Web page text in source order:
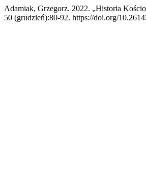
Adamiak, Grzegorz. 2022. „Historia
50 (grudzień):80-92. https://doi.org/